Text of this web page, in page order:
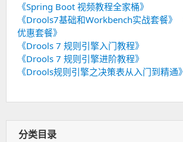
《Spring Boot 视频教程全家桶》
《Drools7基础和Workbench实战套餐》
优惠套餐》
《Drools 7 规则引擎入门教程》
《Drools 7 规则引擎进阶教程》
《Drools规则引擎之决策表从入门到精通》
分类目录